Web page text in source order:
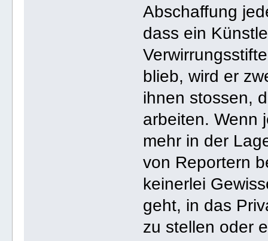
Abschaffung
dass ein
blieb, wird er
ihnen stossen,
arbeiten. Wenn
mehr in der
von Reportern
keinerlei
geht, in das
zu stellen oder